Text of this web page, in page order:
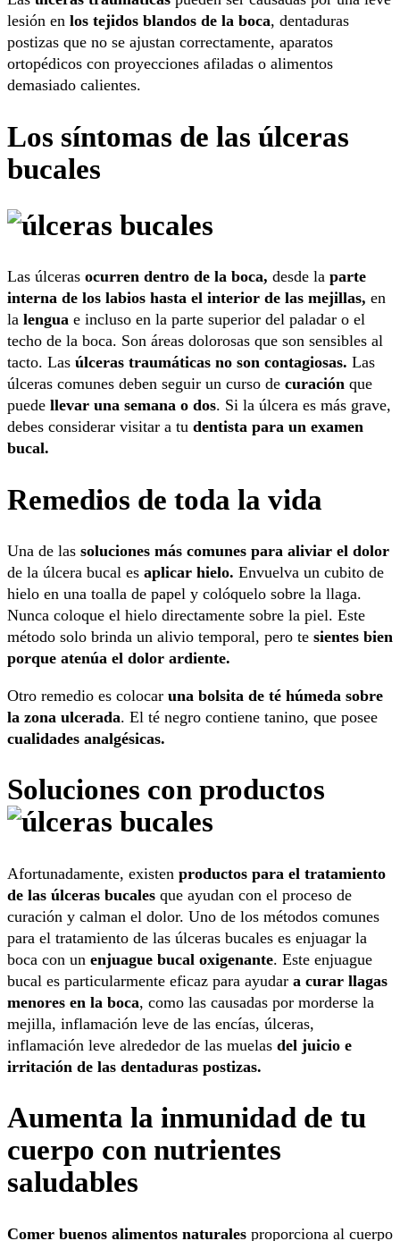
lesión en los tejidos blandos de la boca, dentaduras
postizas que no se ajustan correctamente, aparatos
ortopédicos con proyecciones afiladas o alimentos
demasiado calientes.
Los síntomas de las úlceras
bucales
Las úlceras ocurren dentro de la boca, desde la parte
interna de los labios hasta el interior de las mejillas, en
la lengua e incluso en la parte superior del paladar o el
techo de la boca. Son áreas dolorosas que son sensibles al
tacto. Las úlceras traumáticas no son contagiosas. Las
úlceras comunes deben seguir un curso de curación que
puede llevar una semana o dos. Si la úlcera es más grave,
debes considerar visitar a tu dentista para un examen
bucal.
Remedios de toda la vida
Una de las soluciones más comunes para aliviar el dolor
de la úlcera bucal es aplicar hielo. Envuelva un cubito de
hielo en una toalla de papel y colóquelo sobre la llaga.
Nunca coloque el hielo directamente sobre la piel. Este
método solo brinda un alivio temporal, pero te sientes bien
porque atenúa el dolor ardiente.
Otro remedio es colocar una bolsita de té húmeda sobre
la zona ulcerada. El té negro contiene tanino, que posee
cualidades analgésicas.
Soluciones con productos
Afortunadamente, existen productos para el tratamiento
de las úlceras bucales que ayudan con el proceso de
curación y calman el dolor. Uno de los métodos comunes
para el tratamiento de las úlceras bucales es enjuagar la
boca con un enjuague bucal oxigenante. Este enjuague
bucal es particularmente eficaz para ayudar a curar llagas
menores en la boca, como las causadas por morderse la
mejilla, inflamación leve de las encías, úlceras,
inflamación leve alrededor de las muelas del juicio e
irritación de las dentaduras postizas.
Aumenta la inmunidad de tu
cuerpo con nutrientes
saludables
Comer buenos alimentos naturales proporciona al cuerpo